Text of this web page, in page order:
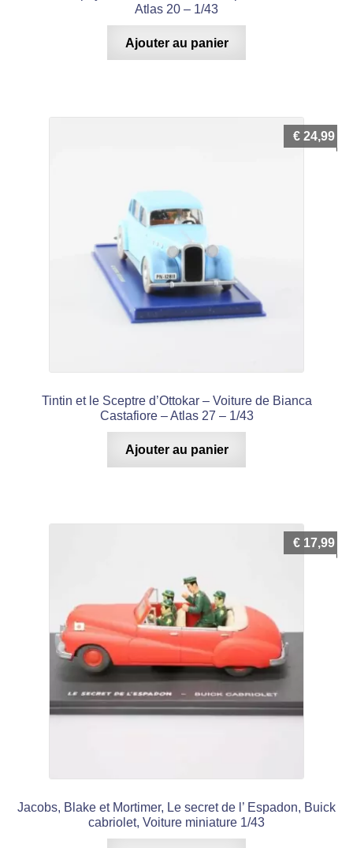
Atlas 20 – 1/43
Ajouter au panier
Tintin et le Sceptre d’Ottokar – Voiture de Bianca
Castafiore – Atlas 27 – 1/43
€ 24,99
Ajouter au panier
Jacobs, Blake et Mortimer, Le secret de l’ Espadon, Buick
cabriolet, Voiture miniature 1/43
€ 17,99